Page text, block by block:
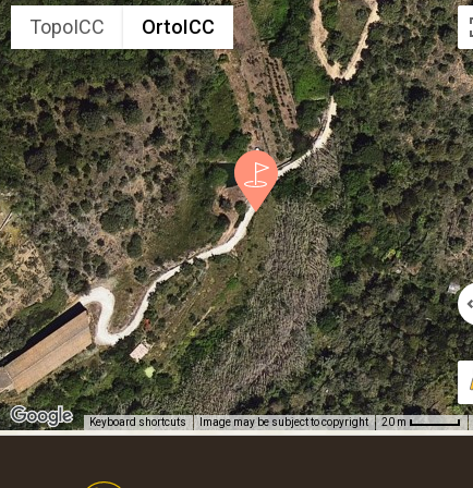
TopoICC OrtoICC
Keyboard shortcuts Image may be subject to copyright 20 m